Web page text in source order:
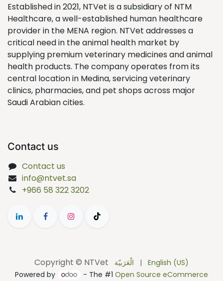
Established in 2021, NTVet is a subsidiary of NTM
Healthcare, a well-established human healthcare
provider in the MENA region. NTVet addresses a
critical need in the animal health market by
supplying premium veterinary medicines and animal
health products. The company operates from its
central location in Medina, servicing veterinary
clinics, pharmacies, and pet shops across major
Saudi Arabian cities.
Contact us
Contact us
info@ntvet.sa
+966 58 322 3202
Copyright © NTVet الْعَرَبيّة |
English (US)
Powered by
- The #1Open Source eCommerce